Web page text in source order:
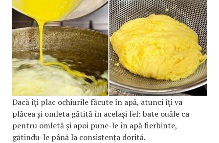
Dacă îți plac ochiurile făcute în apă, atunci îți va
plăcea și omleta gătită în același fel: bate ouăle ca
pentru omletă și apoi pune-le în apă fierbinte,
gătindu-le până la consistența dorită.